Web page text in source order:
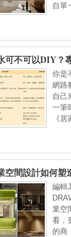
自單
可不可以DIY？
更多錢！
你是
網路
自己
一筆
《
空間設計如何塑
鎖手搖、高端日
編輯
業空
看，
的商